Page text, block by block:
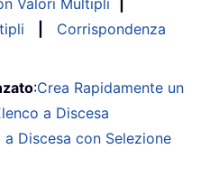
Corrispondenza
:Crea Rapidamente un
a Discesa
a Discesa con Selezione